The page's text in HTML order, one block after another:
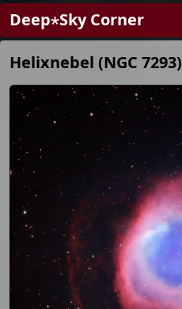
Deep⋆Sky Corner
Helixnebel (NGC 7293)